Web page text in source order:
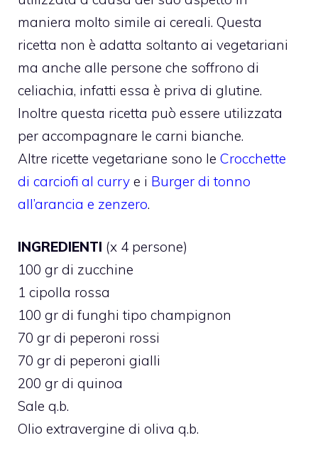
maniera molto simile ai cereali. Questa
ricetta non è adatta soltanto ai vegetariani
ma anche alle persone che soffrono di
celiachia, infatti essa è priva di glutine.
Inoltre questa ricetta può essere utilizzata
per accompagnare le carni bianche.
Altre ricette vegetariane sono le Crocchette
di carciofi al curry e i Burger di tonno
all’arancia e zenzero.
INGREDIENTI (x 4 persone)
100 gr di zucchine
1 cipolla rossa
100 gr di funghi tipo champignon
70 gr di peperoni rossi
70 gr di peperoni gialli
200 gr di quinoa
Sale q.b.
Olio extravergine di oliva q.b.